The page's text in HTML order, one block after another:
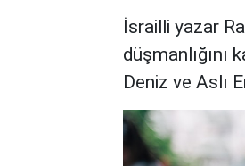
İsrailli yazar
düşmanlığını
Deniz ve Aslı